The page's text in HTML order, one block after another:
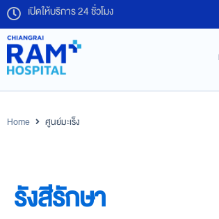
เปิดให้บริการ 24 ชั่วโมง
Home ศูนย์มะเร็ง
รังสีรักษา